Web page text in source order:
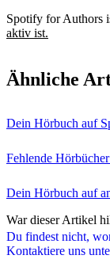
Du findest nicht,
Kontaktiere uns
Spotify for Authors
aktiv ist.
Ähnliche
Dein Hörbuch auf
Fehlende
Dein Hörbuch auf
War dieser Artikel